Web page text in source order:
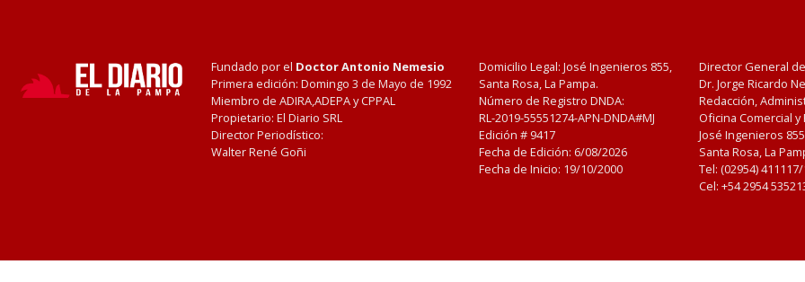
Fundado por el Doctor Antonio Nemesio
Primera edición: Domingo 3 de Mayo de 1992
Miembro de ADIRA,ADEPA y CPPAL
Propietario: El Diario SRL
Director Periodístico:
Walter René Goñi
Domicilio Legal: José Ingenieros 855,
Santa Rosa, La Pampa.
Número de Registro DNDA:
RL-2019-55551274-APN-DNDA#MJ
Edición # 9417
Fecha de Edición: 6/08/2026
Fecha de Inicio: 19/10/2000
Director General
Dr. Jorge Ricardo
Redacción,
Oficina Comercial
José Ingenieros
Santa Rosa, La
Tel: (02954)
Cel: +54 2954